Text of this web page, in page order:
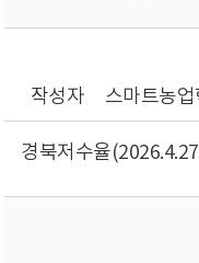
작성자
스마트농
경북저수율